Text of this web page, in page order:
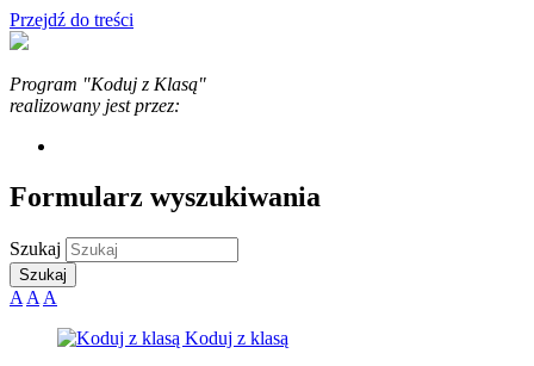
Przejdź do treści
Program "Koduj z Klasą"
realizowany jest przez:
Formularz wyszukiwania
Szukaj
A A A